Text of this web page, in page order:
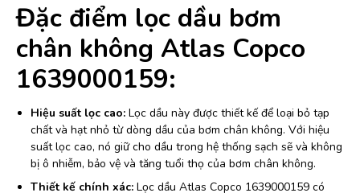
Đặc điểm lọc dầu bơm
chân không Atlas Copco
1639000159:
Hiệu suất lọc cao: Lọc dầu này được thiết kế để loại bỏ tạp
chất và hạt nhỏ từ dòng dầu của bơm chân không. Với hiệu
suất lọc cao, nó giữ cho dầu trong hệ thống sạch sẽ và không
bị ô nhiễm, bảo vệ và tăng tuổi thọ của bơm chân không.
Thiết kế chính xác: Lọc dầu Atlas Copco 1639000159 có